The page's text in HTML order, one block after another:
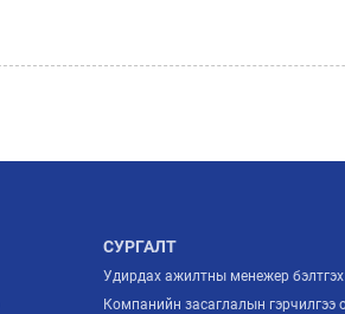
СУРГАЛТ
Удирдах ажилтны менежер бэлтгэх
Компанийн засаглалын гэрчилгээ